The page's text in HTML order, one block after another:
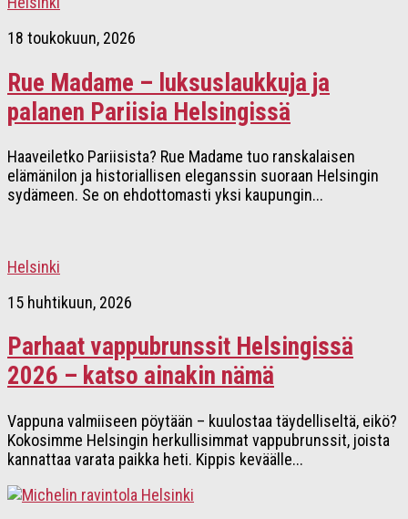
18 toukokuun, 2026
Rue Madame – luksuslaukkuja ja
palanen Pariisia Helsingissä
Haaveiletko Pariisista? Rue Madame tuo ranskalaisen
elämänilon ja historiallisen eleganssin suoraan Helsingin
sydämeen. Se on ehdottomasti yksi kaupungin...
Helsinki
15 huhtikuun, 2026
Parhaat vappubrunssit Helsingissä
2026 – katso ainakin nämä
Vappuna valmiiseen pöytään – kuulostaa täydelliseltä, eikö?
Kokosimme Helsingin herkullisimmat vappubrunssit, joista
kannattaa varata paikka heti. Kippis keväälle...